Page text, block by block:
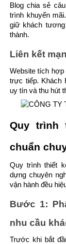
Blog chia sẻ
trình khuyến
giữ khách
thành.
Liên kết
Website tích hợp
trực tiếp. Khách
uy tín và thu hút
Quy trình
chuẩn
Quy trình thiết
dựng chuyên
vận hành đều
Bước 1:
nhu cầu
Trước khi bắt